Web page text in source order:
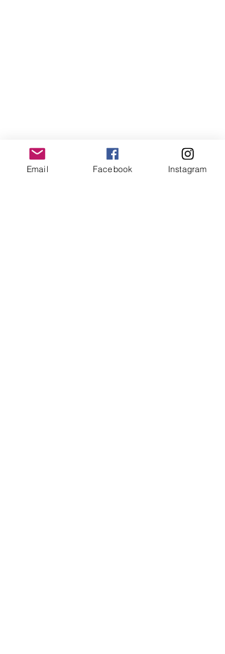
Email Facebook Instagram